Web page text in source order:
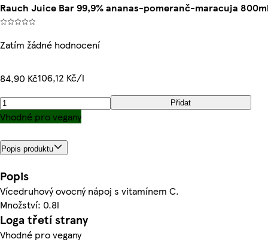
Rauch Juice Bar 99,9% ananas-pomeranč-maracuja
Zatím žádné hodnocení
84,90 Kč106,12 Kč/l
Přidat
Vhodné pro vegany
Popis produktu
Popis
Vícedruhový ovocný nápoj s vitamínem C.
Množství: 0.8l
Loga třetí strany
Vhodné pro vegany